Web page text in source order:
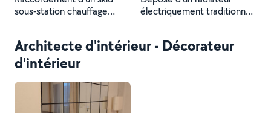
sous-station chauffage
électriquement traditionnel
Architecte d'intérieur - Décorateur
d'intérieur